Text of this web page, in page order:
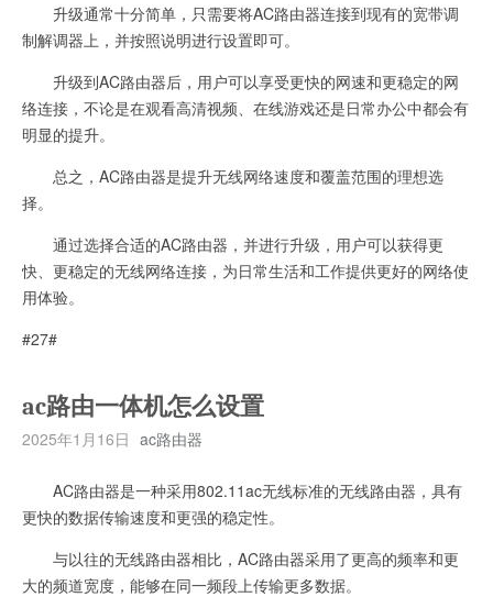
升级通常十分简单，只需要将AC路由器连接到现有的宽带调
制解调器上，并按照说明进行设置即可。
升级到AC路由器后，用户可以享受更快的网速和更稳定的网
络连接，不论是在观看高清视频、在线游戏还是日常办公中都会有
明显的提升。
总之，AC路由器是提升无线网络速度和覆盖范围的理想选
择。
通过选择合适的AC路由器，并进行升级，用户可以获得更
快、更稳定的无线网络连接，为日常生活和工作提供更好的网络使
用体验。
#27#
ac路由一体机怎么设置
2025年1月16日 ac路由器
AC路由器是一种采用802.11ac无线标准的无线路由器，具有
更快的数据传输速度和更强的稳定性。
与以往的无线路由器相比，AC路由器采用了更高的频率和更
大的频道宽度，能够在同一频段上传输更多数据。